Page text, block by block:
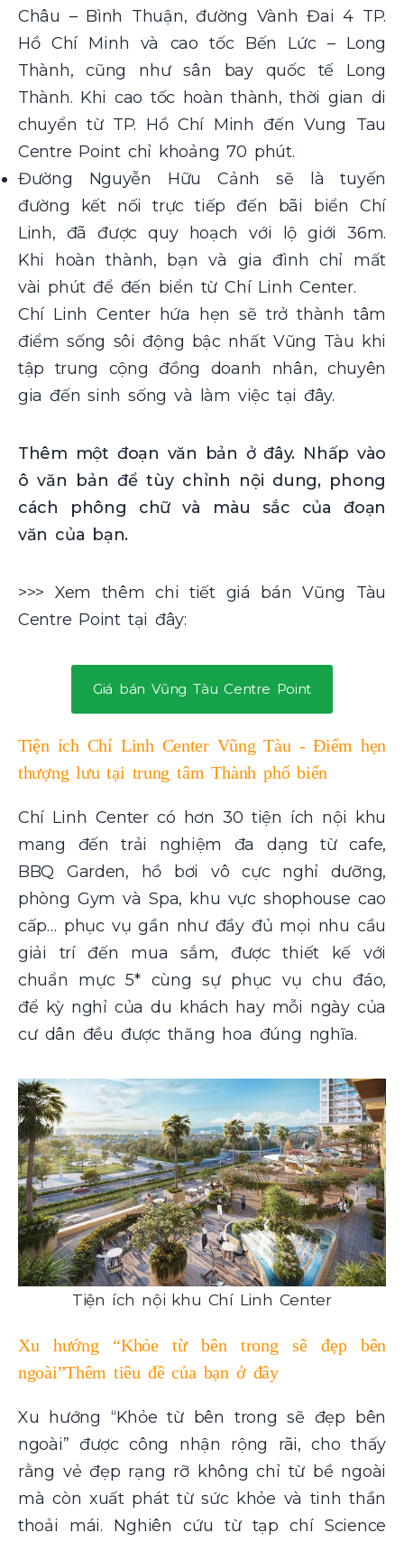
Châu – Bình Thuận, đường Vành Đai 4 TP.
Hồ Chí Minh và cao tốc Bến Lức – Long
Thành, cũng như sân bay quốc tế Long
Thành. Khi cao tốc hoàn thành, thời gian di
chuyển từ TP. Hồ Chí Minh đến Vung Tau
Centre Point chỉ khoảng 70 phút.
Đường Nguyễn Hữu Cảnh sẽ là tuyến
đường kết nối trực tiếp đến bãi biển Chí
Linh, đã được quy hoạch với lộ giới 36m.
Khi hoàn thành, bạn và gia đình chỉ mất
vài phút để đến biển từ Chí Linh Center.
Chí Linh Center hứa hẹn sẽ trở thành tâm
điểm sống sôi động bậc nhất Vũng Tàu khi
tập trung cộng đồng doanh nhân, chuyên
gia đến sinh sống và làm việc tại đây.
Thêm một đoạn văn bản ở đây. Nhấp vào
ô văn bản để tùy chỉnh nội dung, phong
cách phông chữ và màu sắc của đoạn
văn của bạn.
>>> Xem thêm chi tiết giá bán Vũng Tàu
Centre Point tại đây:
Giá bán Vũng Tàu Centre Point
Tiện ích Chí Linh Center Vũng Tàu - Điểm hẹn
thượng lưu tại trung tâm Thành phố biển
Chí Linh Center có hơn 30 tiện ích nội khu
mang đến trải nghiệm đa dạng từ cafe,
BBQ Garden, hồ bơi vô cực nghỉ dưỡng,
phòng Gym và Spa, khu vực shophouse cao
cấp… phục vụ gần như đầy đủ mọi nhu cầu
giải trí đến mua sắm, được thiết kế với
chuẩn mực 5* cùng sự phục vụ chu đáo,
để kỳ nghỉ của du khách hay mỗi ngày của
cư dân đều được thăng hoa đúng nghĩa.
Tiện ích nội khu Chí Linh Center
Xu hướng “Khỏe từ bên trong sẽ đẹp bên
ngoài”Thêm tiêu đề của bạn ở đây
Xu hướng “Khỏe từ bên trong sẽ đẹp bên
ngoài” được công nhận rộng rãi, cho thấy
rằng vẻ đẹp rạng rỡ không chỉ từ bề ngoài
mà còn xuất phát từ sức khỏe và tinh thần
thoải mái. Nghiên cứu từ tạp chí Science